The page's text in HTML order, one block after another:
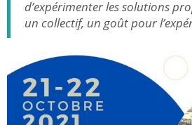
d’expérimenter les solutions
un collectif, un goût pour